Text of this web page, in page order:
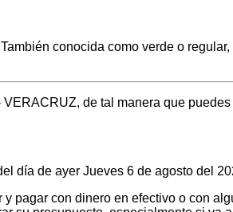
conocida como verde o
de tal manera que
día de ayer Jueves 6 de agosto del
pagar con dinero en efectivo o con